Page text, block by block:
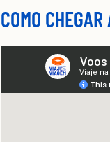
COMO